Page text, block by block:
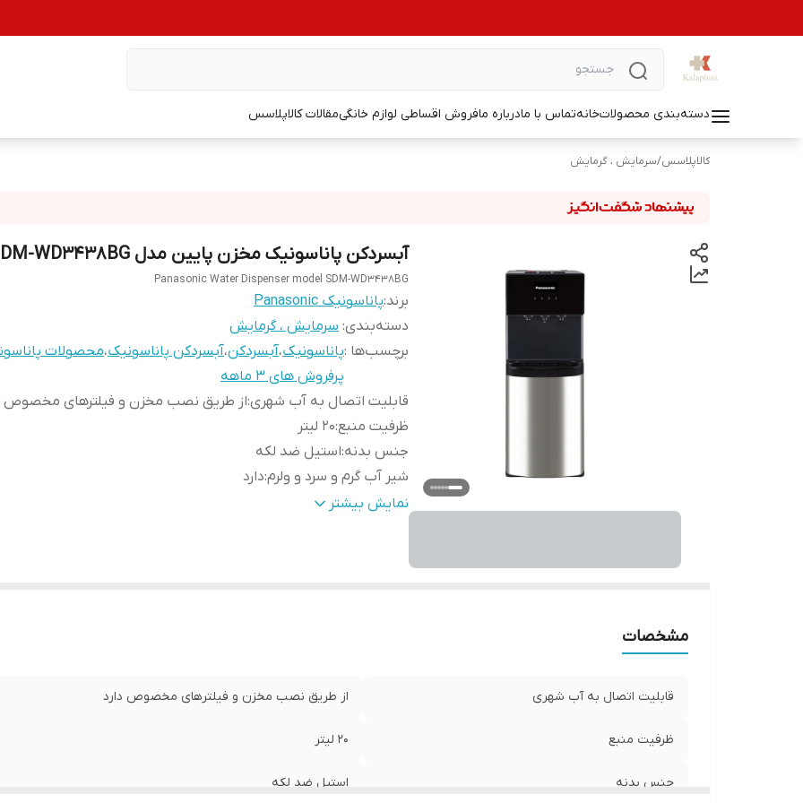
دسته‌بندی محصولاتخانهتماس با مادرباره مافروش اقساطی لوازم خانگیمقالات کالاپلاسس
کالاپلاسس/سرمایش ، گرمایش
آبسردکن پاناسونیک مخزن پایین مدل SDM-WD3438BG
Panasonic Water Dispenser model SDM-WD3438BG
برند:پاناسونیک Panasonic
دسته‌بندی: سرمایش ، گرمایش
برچسب‌ها :پاناسونیک،آبسردکن،آبسردکن پاناسونیک،محصولات
پرفروش های 3 ماهه
قابلیت اتصال به آب شهری:از طریق نصب مخزن و فیلترهای مخصوص
ظرفیت منبع:20 لیتر
جنس بدنه:استیل ضد لکه
شیر آب گرم و سرد و ولرم:دارد
قفل کودک:داردنمایش بیشتر
مشخصات
قابلیت اتصال به آب شهری از طریق نصب مخزن و فیلترهای مخصوص دارد
ظرفیت منبع 20 لیتر
جنس بدنه استیل ضد لکه